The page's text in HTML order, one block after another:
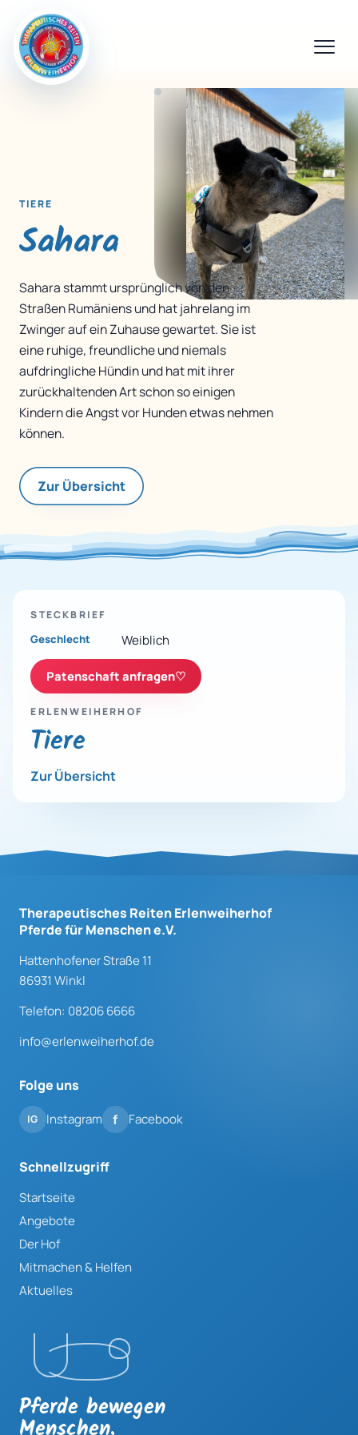
TIERE
Sahara
Sahara stammt ursprünglich von den
Straßen Rumäniens und hat jahrelang im
Zwinger auf ein Zuhause gewartet. Sie ist
eine ruhige, freundliche und niemals
aufdringliche Hündin und hat mit ihrer
zurückhaltenden Art schon so einigen
Kindern die Angst vor Hunden etwas nehmen
können.
Zur Übersicht
STECKBRIEF
Geschlecht Weiblich
Patenschaft anfragen♡
ERLENWEIHERHOF
Tiere
Zur Übersicht
Therapeutisches Reiten Erlenweiherhof
Pferde für Menschen e.V.
Hattenhofener Straße 11
86931 Winkl
Telefon: 08206 6666
info@erlenweiherhof.de
Folge uns
Instagram Facebook
Schnellzugriff
Startseite
Angebote
Der Hof
Mitmachen & Helfen
Aktuelles
Pferde bewegen